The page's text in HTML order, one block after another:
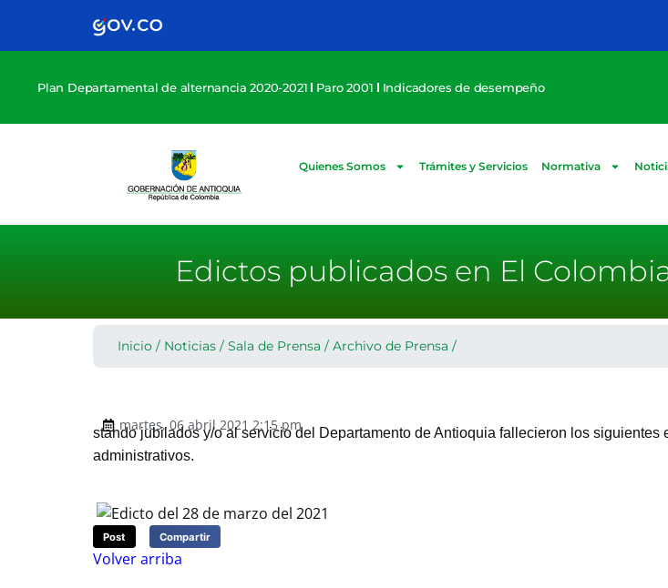
Plan Departamental de alternancia 2020-2021 Paro 2001 Indicadores de desempeño
Quienes Somos Trámites y Servicios Normativa
Edictos publicados en El
Inicio / Noticias / Sala de Prensa / Archivo de Prensa /
martes, 06 abril 2021 2:15 pm
stando jubilados y/o al servicio del Departamento de Antioquia fallecieron los siguientes
administrativos.
Post Compartir
Volver arriba